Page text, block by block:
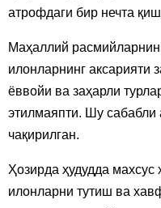
атрофдаги бир нечта
Маҳаллий
илонларнинг аксарияти
ёввойи ва заҳарли
этилмаяпти. Шу сабабли
чақирилган.
Ҳозирда ҳудудда
илонларни тутиш ва